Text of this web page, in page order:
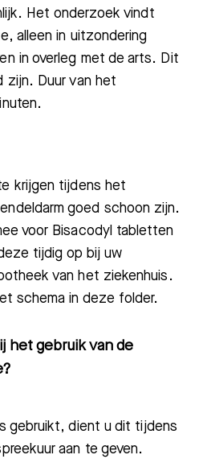
Het onderzoek vindt
alleen in uitzondering
in overleg met de arts. Dit
zijn. Duur van het
krijgen tijdens het
goed schoon zijn.
voor Bisacodyl tabletten
tijdig op bij uw
van het ziekenhuis.
schema in deze folder.
het gebruik van de
gebruikt, dient u dit tijdens
aan te geven.